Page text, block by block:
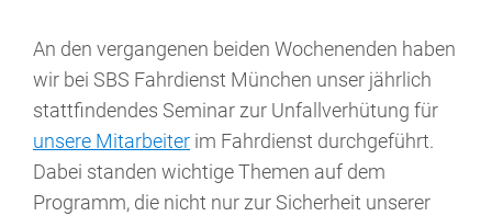
An den vergangenen beiden Wochenenden haben
wir bei SBS Fahrdienst München unser jährlich
stattfindendes Seminar zur Unfallverhütung für
unsere Mitarbeiter im Fahrdienst durchgeführt.
Dabei standen wichtige Themen auf dem
Programm, die nicht nur zur Sicherheit unserer